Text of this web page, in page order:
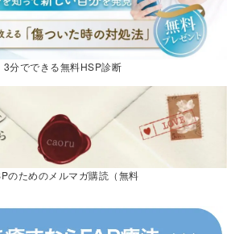
3分でできる無料HSP診断
のためのメルマガ購読（無料